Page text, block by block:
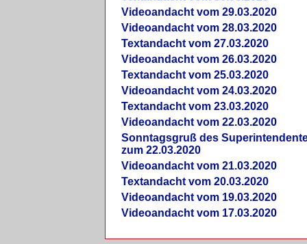
Videoandacht vom 29.03.2020
Videoandacht vom 28.03.2020
Textandacht vom 27.03.2020
Videoandacht vom 26.03.2020
Textandacht vom 25.03.2020
Videoandacht vom 24.03.2020
Textandacht vom 23.03.2020
Videoandacht vom 22.03.2020
Sonntagsgruß des
zum 22.03.2020
Videoandacht vom 21.03.2020
Textandacht vom 20.03.2020
Videoandacht vom 19.03.2020
Videoandacht vom 17.03.2020